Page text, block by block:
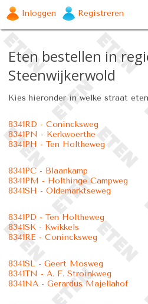
Inloggen Registreren
Eten bestellen in
Steenwijkerwold
Kies hieronder in welke straat
8341RD - Conincksweg
8341PN - Kerkwoerthe
8341PH - Ten Holtheweg
8341PC - Blaankamp
8341PM - Holthinge Campweg
8341SH - Oldemarktseweg
8341PD - Ten Holtheweg
8341SK - Kwikkels
8341RE - Conincksweg
8341SL - Geert Mosweg
8341TN - A. F. Stroinkweg
8341NA - Gerardus Majellahof